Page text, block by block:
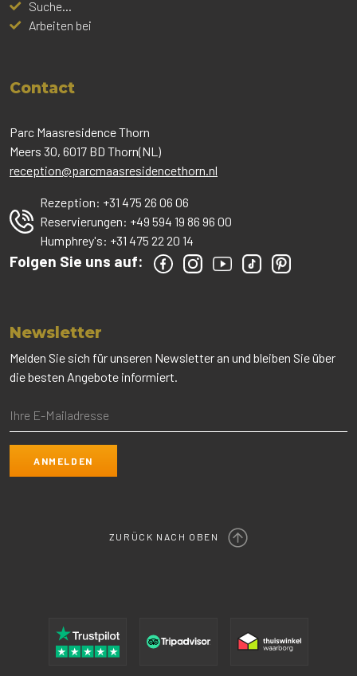
Suche...
Arbeiten bei
Contact
Parc Maasresidence Thorn
Meers 30, 6017 BD Thorn(NL)
reception@parcmaasresidencethorn.nl
Rezeption: +31 475 26 06 06
Reservierungen: +49 594 19 86 96 00
Humphrey's: +31 475 22 20 14
Folgen Sie uns auf:
Newsletter
Melden Sie sich für unseren Newsletter an und bleiben Sie über
die besten Angebote informiert.
ZURÜCK NACH OBEN